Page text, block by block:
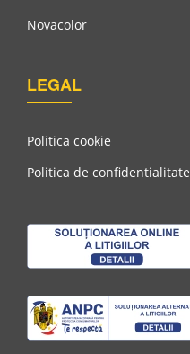
Novacolor
LEGAL
Politica cookie
Politica de confidentialitate